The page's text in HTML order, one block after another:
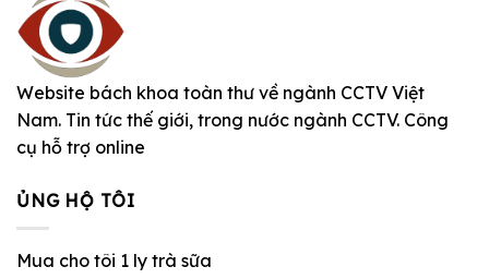
Website bách khoa toàn thư về ngành CCTV Việt
Nam. Tin tức thế giới, trong nước ngành CCTV. Công
cụ hỗ trợ online
ỦNG HỘ TÔI
Mua cho tôi 1 ly trà sữa